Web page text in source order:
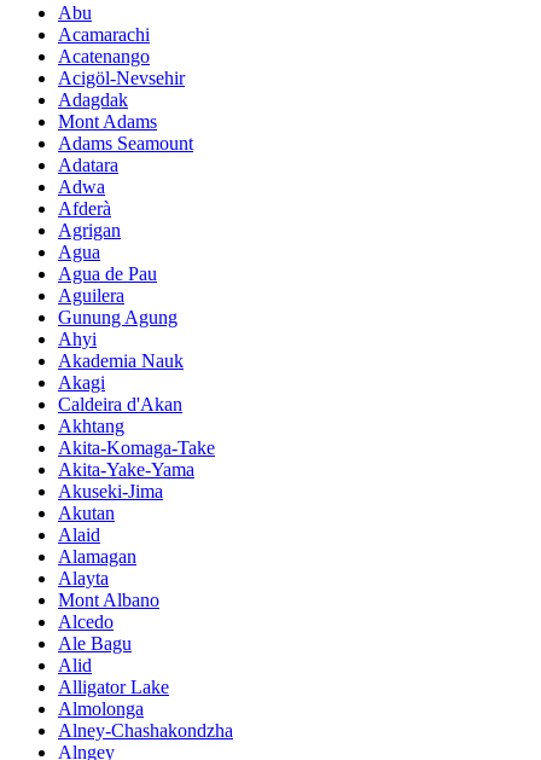
Abu
Acamarachi
Acatenango
Acigöl-Nevsehir
Adagdak
Mont Adams
Adams Seamount
Adatara
Adwa
Afderà
Agrigan
Agua
Agua de Pau
Aguilera
Gunung Agung
Ahyi
Akademia Nauk
Akagi
Caldeira d'Akan
Akhtang
Akita-Komaga-Take
Akita-Yake-Yama
Akuseki-Jima
Akutan
Alaid
Alamagan
Alayta
Mont Albano
Alcedo
Ale Bagu
Alid
Alligator Lake
Almolonga
Alney-Chashakondzha
Alngey